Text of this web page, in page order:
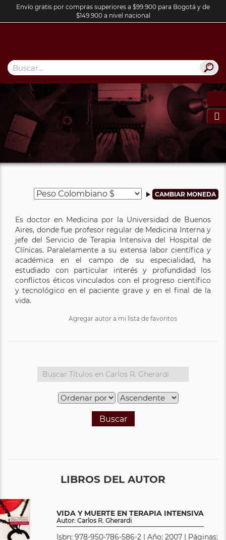
Envío gratis por compras superiores a $99.900 para Bogotá y de
$149.900 a nivel nacional

Es doctor en Medicina por la Universidad de Buenos
Aires, donde fue profesor regular de Medicina Interna y
jefe del Servicio de Terapia Intensiva del Hospital de
Clínicas. Paralelamente a su extensa labor científica y
académica en el campo de su especialidad, ha
estudiado con particular interés y profundidad los
conflictos éticos vinculados con el progreso científico
y tecnológico en el paciente grave y en el final de la
vida.
Agregar autor a mi lista de favoritos
Buscar
LIBROS DEL AUTOR
VIDA Y MUERTE EN TERAPIA INTENSIVA
Autor: Carlos R. Gherardi
Isbn: 978-950-786-586-2 | Año: 2007 | Páginas: